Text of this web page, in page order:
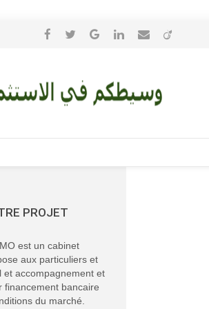
PROJET
est un cabinet
aux particuliers et
et accompagnement et
financement bancaire
du marché.